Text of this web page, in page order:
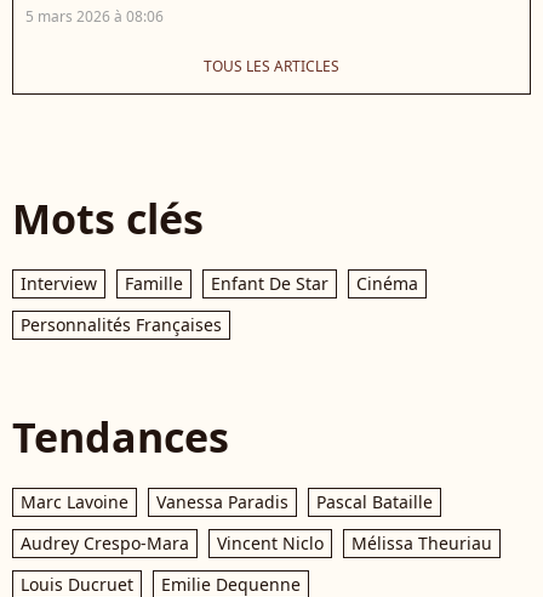
5 mars 2026 à 08:06
TOUS LES ARTICLES
Mots clés
Interview Famille Enfant De Star
Cinéma
Personnalités Françaises
Tendances
Marc Lavoine Vanessa Paradis
Pascal Bataille
Audrey Crespo-Mara
Vincent Niclo
Mélissa Theuriau
Louis Ducruet
Emilie Dequenne